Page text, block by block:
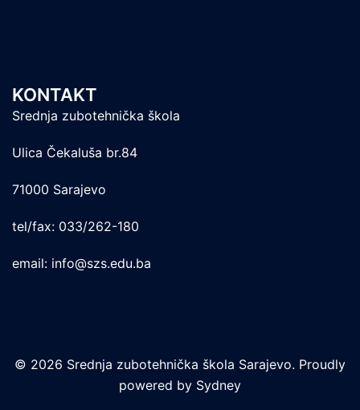
KONTAKT
Srednja zubotehnička škola
Ulica Čekaluša br.84
71000 Sarajevo
tel/fax: 033/262-180
email: info@szs.edu.ba
© 2026 Srednja zubotehnička škola Sarajevo. Proudly
powered by Sydney